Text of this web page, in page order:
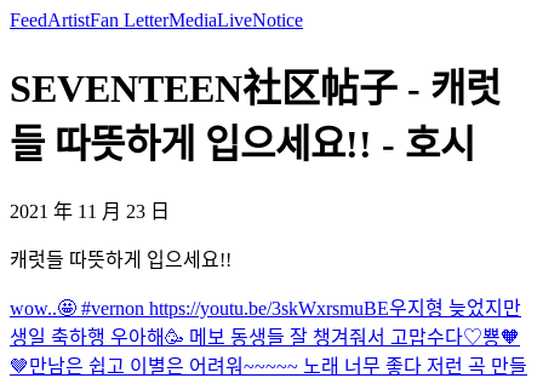
FeedArtistFan LetterMediaLiveNotice
SEVENTEEN社区帖子 - 캐럿
들 따뜻하게 입으세요!! - 호시
2021 年 11 月 23 日
캐럿들 따뜻하게 입으세요!!
wow..🤩 #vernon https://youtu.be/3skWxrsmuBE우지형 늦었지만
생일 축하행 우아해🥳 메보 동생들 잘 챙겨줘서 고맙수다♡뿅🧡
🤎만남은 쉽고 이별은 어려워~~~~~ 노래 너무 좋다 저런 곡 만들